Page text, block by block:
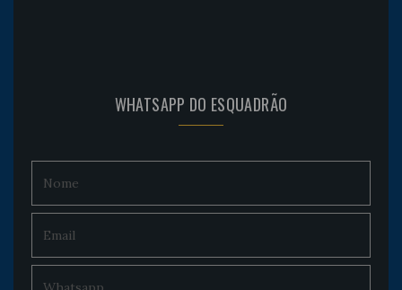
WHATSAPP DO ESQUADRÃO